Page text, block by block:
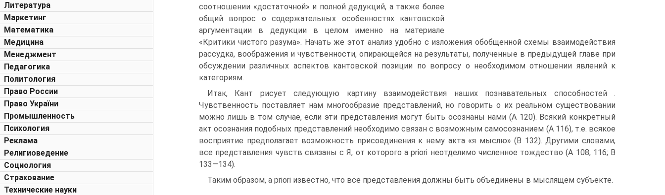
Литература
Маркетинг
Математика
Медицина
Менеджмент
Педагогика
Политология
Право России
Право України
Промышленность
Психология
Реклама
Религиоведение
Социология
Страхование
Технические науки
соотношении «достаточной» и полной дедукций, а также более
общий вопрос о содержательных особенностях кантовской
аргументации в дедук­ции в целом именно на материале
«Критики чистого разума». На­чать же этот анализ удобно с изложения обобщенной схемы взаи­модействия
рассудка, воображения и чувственности, опирающейся на результаты, полученные в предыдущей главе при
обсуждении различных аспектов кантовской позиции по вопросу о необходи­мом отношении явлений к
категориям.
Итак, Кант рисует следующую картину взаимодействия наших познавательных способностей .
Чувственность поставляет нам многообразие представлений, но говорить о их реальном существо­вании
можно лишь в том случае, если эти представления могут быть осознаны нами (А 120). Всякий конкретный
акт осознания подобных представлений необходимо связан с возможным самосо­знанием (А 116), т.е. всякое
восприятие предполагает возможность присоединения к нему акта «я мыслю» (В 132). Другими словами,
все представления чувств связаны с Я, от которого a priori неотде­лимо численное тождество (А 108, 116; В
133—134).
Таким образом, a priori известно, что все представления должны быть объединены в мыслящем субъекте.